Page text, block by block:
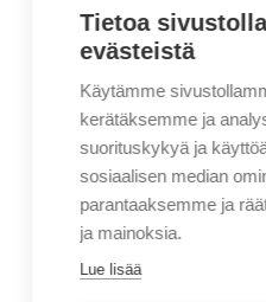
Nimi*
Sähköposti*
Puhelin*
Tietoa
evästeistä
Käytämme
kerätäksemme ja
suorituskykyä ja
sosiaalisen median
parantaaksemme ja
ja mainoksia.
Lue lisää